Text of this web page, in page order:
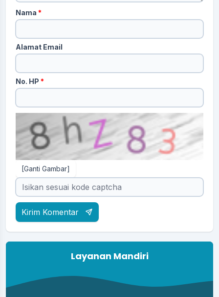
Nama *
Alamat Email
No. HP *
[Ganti Gambar]
Kirim Komentar
Layanan Mandiri